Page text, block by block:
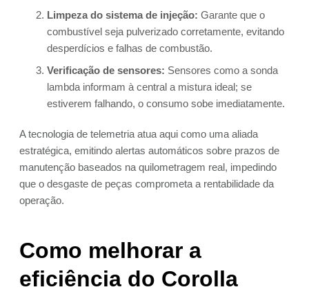
Limpeza do sistema de injeção: Garante que o
combustível seja pulverizado corretamente, evitando
desperdícios e falhas de combustão.
Verificação de sensores: Sensores como a sonda
lambda informam à central a mistura ideal; se
estiverem falhando, o consumo sobe imediatamente.
A tecnologia de telemetria atua aqui como uma aliada
estratégica, emitindo alertas automáticos sobre prazos de
manutenção baseados na quilometragem real, impedindo
que o desgaste de peças comprometa a rentabilidade da
operação.
Como melhorar a
eficiência do Corolla